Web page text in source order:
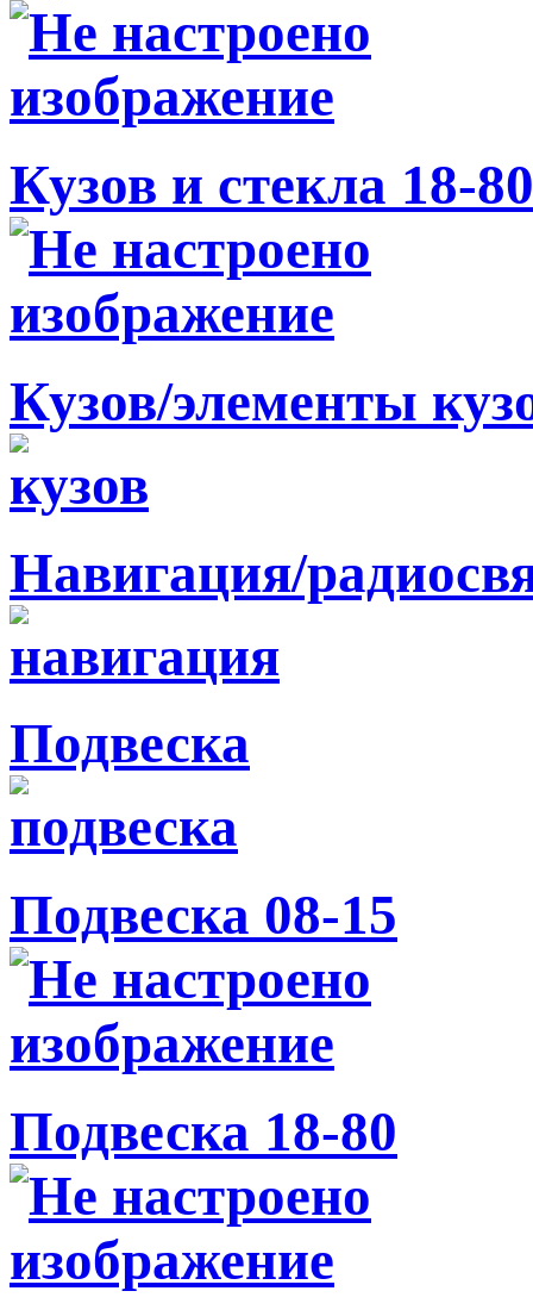
Кузов и стекла 18-80
Кузов/элементы
Навигация/
Подвеска
Подвеска 08-15
Подвеска 18-80